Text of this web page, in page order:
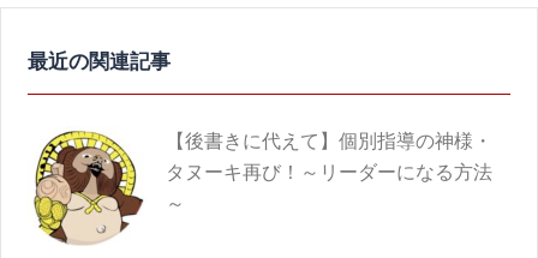
シ
ョ
ン
【後書きに代えて】個別指導の神様・
タヌーキ再び！～リーダーになる方法
～